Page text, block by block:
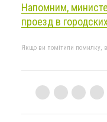
Напомним,
проезд в
Якщо ви помітили помилку,